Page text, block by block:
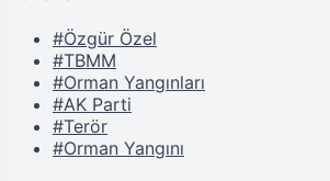
#Özgür Özel
#TBMM
#Orman Yangınları
#AK Parti
#Terör
#Orman Yangını